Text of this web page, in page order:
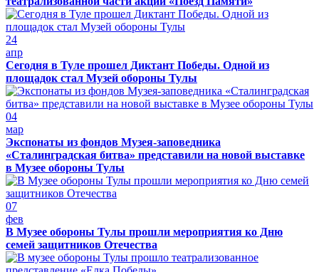
24
апр
Сегодня в Туле прошел Диктант Победы. Одной из
площадок стал Музей обороны Тулы
04
мар
Экспонаты из фондов Музея-заповедника
«Сталинградская битва» представили на новой выставке
в Музее обороны Тулы
07
фев
В Музее обороны Тулы прошли мероприятия ко Дню
семей защитников Отечества